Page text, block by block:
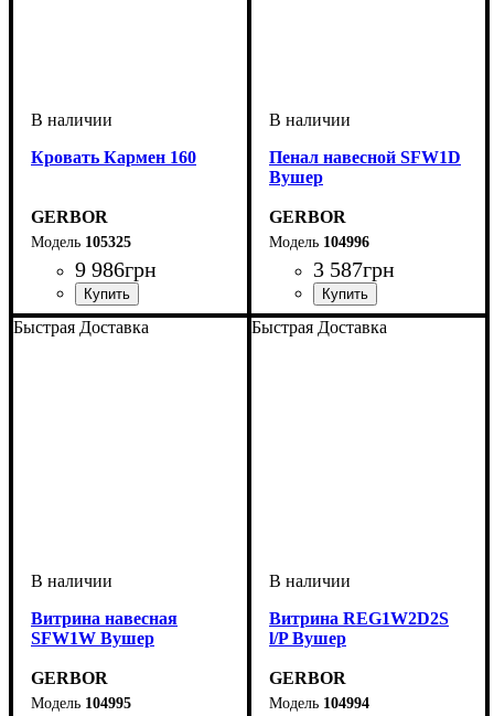
Кровать Кармен 160
GERBOR
105325
9 986грн
Пенал навесной SFW1D
Вушер
GERBOR
104996
3 587грн
Быстрая Доставка
Витрина навесная
SFW1W Вушер
GERBOR
104995
Быстрая Доставка
Витрина REG1W2D2S
l/P Вушер
GERBOR
104994